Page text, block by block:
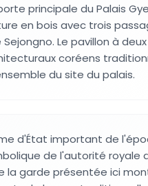
principale du Palais
en bois avec trois
Le pavillon à
coréens
du site du palais.
d'État important de
de l'autorité royale
la garde présentée ici